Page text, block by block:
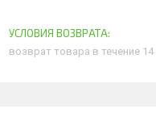
возврат товара в течение 14